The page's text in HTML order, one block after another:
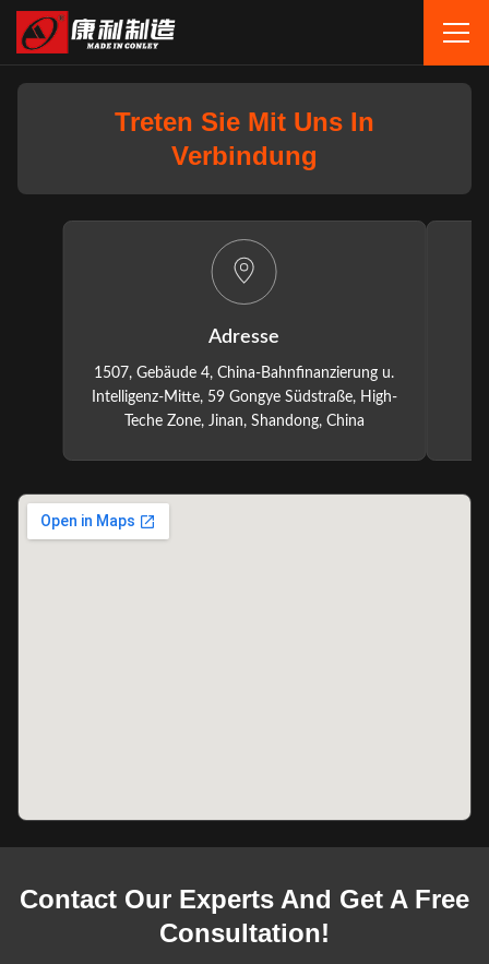
Treten Sie Mit Uns In
Verbindung
Adresse
1507, Gebäude 4, China-Bahnfinanzierung u.
Intelligenz-Mitte, 59 Gongye Südstraße, High-
Teche Zone, Jinan, Shandong, China
Contact Our Experts And Get A Free
Consultation!